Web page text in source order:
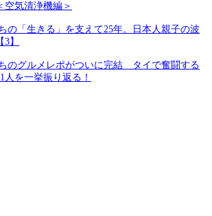
空気清浄機編＞
の「生きる」を支えて25年。日本人親子の波
】
のグルメレポがついに完結 タイで奮闘する
人を一挙振り返る！